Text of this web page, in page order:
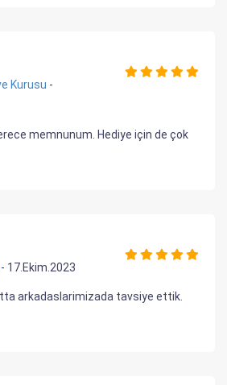
Kurusu -
memnunum. Hediye için de çok
- 17.Ekim.2023
arkadaslarimizada tavsiye ettik.